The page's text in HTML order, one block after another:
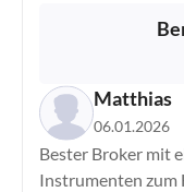
FOREX.com
FP Trading
Freedom24
Fusion
Matthias
06.01.2026
Bester Broker mit
Instrumenten zum